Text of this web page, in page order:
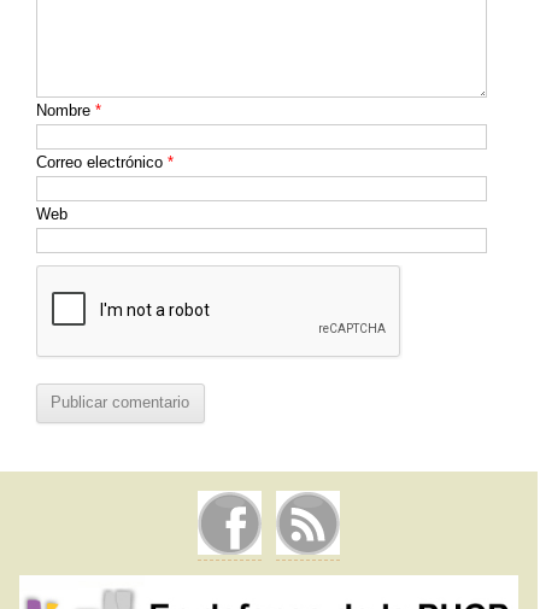
Nombre *
Correo electrónico *
Web